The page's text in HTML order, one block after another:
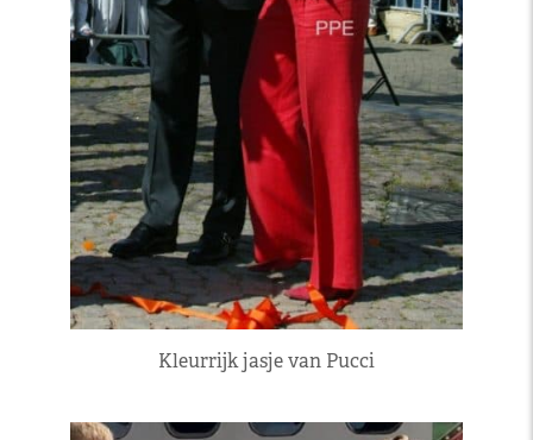
Kleurrijk jasje van Pucci